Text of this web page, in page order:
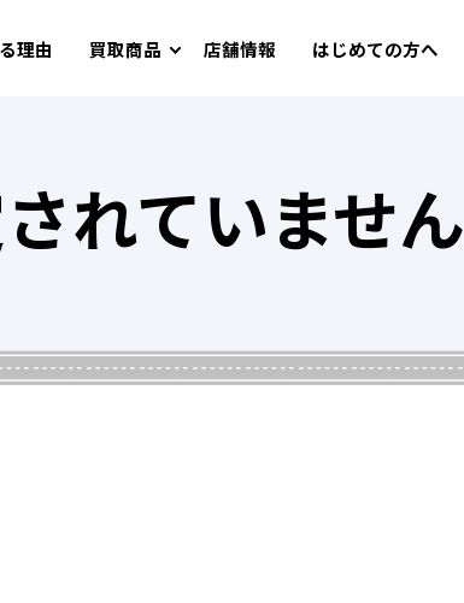
理由 買取商品 店舗情報 はじめての方へ
れていません